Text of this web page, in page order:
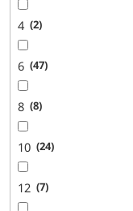
4 2
6 47
8 8
10 24
12 7